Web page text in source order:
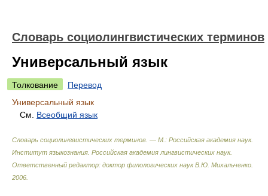
Словарь социолингвистических терминов
Универсальный язык
Толкование
Перевод
Универсальный язык
См. Всеобщий язык
Словарь социолингвистических терминов. — М.: Российская академия наук.
Институт языкознания. Российская академия лингвистических наук.
Ответственный редактор: доктор филологических наук В.Ю. Михальченко
2006